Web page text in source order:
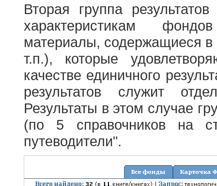
Вторая группа
характеристикам
материалы, содержащиеся в
т.п.), которые
качестве единичного
результатов служит
Результаты в этом случае
(по 5 справочников на
путеводители".